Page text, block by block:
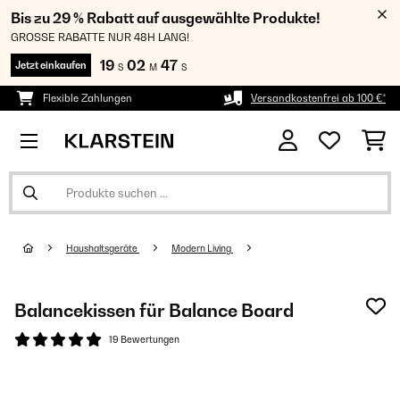
Bis zu 29 % Rabatt auf ausgewählte Produkte!
GROSSE RABATTE NUR 48H LANG!
Jetzt einkaufen 19 S 02 M 47 S
Flexible Zahlungen Versandkostenfrei ab 100 €*
Haushaltsgeräte Modern Living
Balancekissen für Balance Board
19 Bewertungen